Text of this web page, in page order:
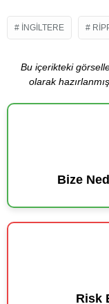
İNGILTERE
Bu içerikteki
olarak
Bize
Risk